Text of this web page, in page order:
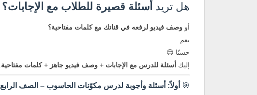
هل تريد أسئلة قصيرة للطلاب مع الإجابات؟
أو وصف فيديو لرفعه في قناتك مع كلمات مفتاحية؟
نعم
حسنًا 😊
إليك أسئلة للدرس مع الإجابات + وصف فيديو جاهز +كلمات مفتاحية
🎯 أولاً: أسئلة وأجوبة لدرس مكوّنات الحاسوب – الصف الرابع